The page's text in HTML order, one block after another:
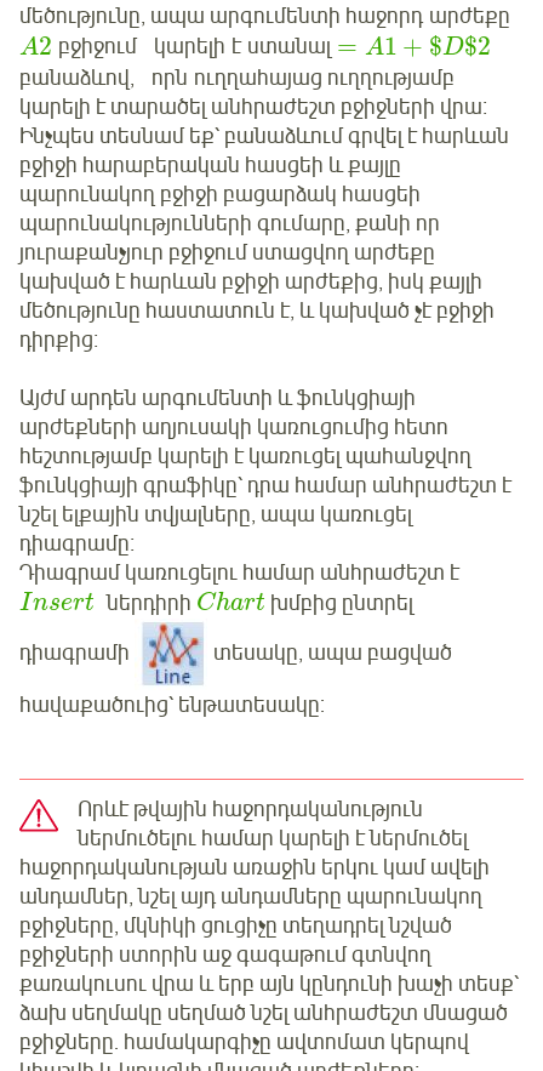
մեծությունը, ապա արգումենտի հաջորդ արժեքը
A2 բջիջում կարելի է ստանալ = A1 + $D$2
բանաձևով, որն ուղղահայաց ուղղությամբ
կարելի է տարածել անհրաժեշտ բջիջների վրա։
Ինչպես տեսնամ եք՝ բանաձևում գրվել է հարևան
բջիջի հարաբերական հասցեի և քայլը
պարունակող բջիջի բացարձակ հասցեի
պարունակությունների գումարը, քանի որ
յուրաքանչյուր բջիջում ստացվող արժեքը
կախված է հարևան բջիջի արժեքից, իսկ քայլի
մեծությունը հաստատուն է, և կախված չէ բջիջի
դիրքից։
Այժմ արդեն արգումենտի և ֆունկցիայի
արժեքների աղյուսակի կառուցումից հետո
հեշտությամբ կարելի է կառուցել պահանջվող
ֆունկցիայի գրաֆիկը՝ դրա համար անհրաժեշտ է
նշել ելքային տվյալները, ապա կառուցել
դիագրամը։
Դիագրամ կառուցելու համար անհրաժեշտ է
Insert ներդիրի Chart խմբից ընտրել
դիագրամի
տեսակը, ապա բացված
հավաքածուից՝ ենթատեսակը:
Որևէ թվային հաջորդականություն
ներմուծելու համար կարելի է ներմուծել
հաջորդականության առաջին երկու կամ ավելի
անդամներ, նշել այդ անդամները պարունակող
բջիջները, մկնիկի ցուցիչը տեղադրել նշված
բջիջների ստորին աջ գագաթում գտնվող
քառակուսու վրա և երբ այն կընդունի խաչի տեսք՝
ձախ սեղմակը սեղմած նշել անհրաժեշտ մնացած
բջիջները. համակարգիչը ավտոմատ կերպով